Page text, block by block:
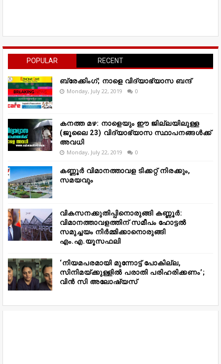
POPULAR RECENT
ബ്രേക്കിംഗ്; നാളെ വിദ്യാഭ്യാസ ബന്ദ്
Monday, July 22, 2019 0
കനത്ത മഴ: നാളെയും ഈ ജില്ലയിലുള്ള
(ജൂലൈ 23) വിദ്യാഭ്യാസ സ്ഥാപനങ്ങൾക്ക്
അവധി
Monday, July 22, 2019 0
കണ്ണൂർ വിമാനത്താവള ടിക്കറ്റ് നിരക്കും,
സമയവും
വികസനക്കുതിപ്പിനൊരുങ്ങി കണ്ണൂർ:
വിമാനത്താവളത്തിന് സമീപം ഹോട്ടൽ
സമുച്ചയം നിർമ്മിക്കാനൊരുങ്ങി
എം.എ.യൂസഫലി
‘നിയമപരമായി മുന്നോട്ട് പോകില്ല,
സിനിമയ്ക്കുള്ളിൽ പരാതി പരിഹരിക്കണം’;
വിൻ സി അലോഷ്യസ്